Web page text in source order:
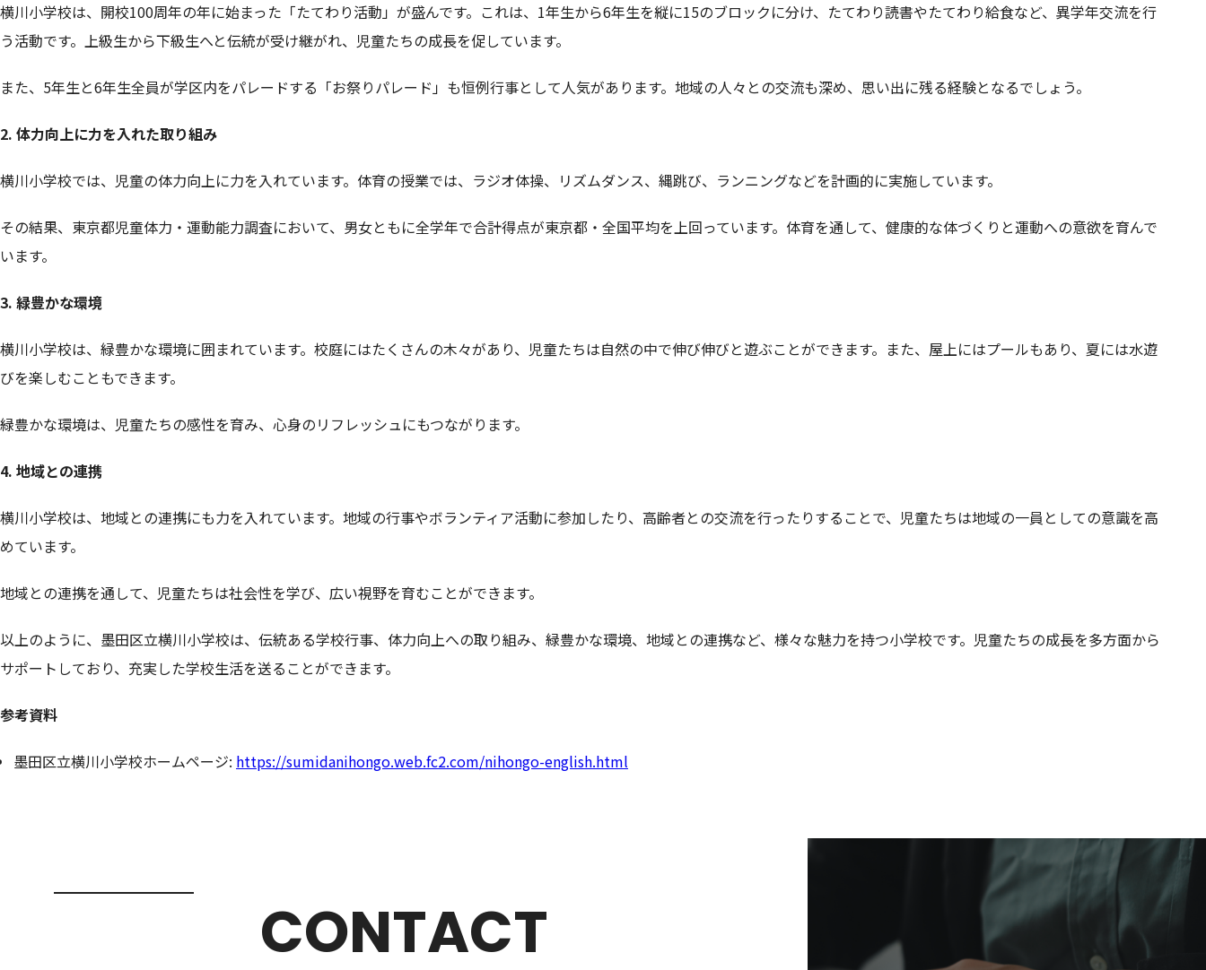
横川小学校は、開校100周年の年に始まった「たてわり活動」が盛んです。これは、1年生から6年生を縦に15のブロックに分け、たてわり読書やたてわり給食など、異学年交流を行
う活動です。上級生から下級生へと伝統が受け継がれ、児童たちの成長を促しています。
また、5年生と6年生全員が学区内をパレードする「お祭りパレード」も恒例行事として人気があります。地域の人々との交流も深め、思い出に残る経験となるでしょう。
2. 体力向上に力を入れた取り組み
横川小学校では、児童の体力向上に力を入れています。体育の授業では、ラジオ体操、リズムダンス、縄跳び、ランニングなどを計画的に実施しています。
その結果、東京都児童体力・運動能力調査において、男女ともに全学年で合計得点が東京都・全国平均を上回っています。体育を通して、健康的な体づくりと運動への意欲を育んで
います。
3. 緑豊かな環境
横川小学校は、緑豊かな環境に囲まれています。校庭にはたくさんの木々があり、児童たちは自然の中で伸び伸びと遊ぶことができます。また、屋上にはプールもあり、夏には水遊
びを楽しむこともできます。
緑豊かな環境は、児童たちの感性を育み、心身のリフレッシュにもつながります。
4. 地域との連携
横川小学校は、地域との連携にも力を入れています。地域の行事やボランティア活動に参加したり、高齢者との交流を行ったりすることで、児童たちは地域の一員としての意識を高
めています。
地域との連携を通して、児童たちは社会性を学び、広い視野を育むことができます。
以上のように、墨田区立横川小学校は、伝統ある学校行事、体力向上への取り組み、緑豊かな環境、地域との連携など、様々な魅力を持つ小学校です。児童たちの成長を多方面から
サポートしており、充実した学校生活を送ることができます。
参考資料
墨田区立横川小学校ホームページ: https://sumidanihongo.web.fc2.com/nihongo-english.html
CONTACT